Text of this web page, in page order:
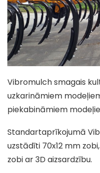
Vibromulch smagais
uzkarināmiem
piekabināmiem
Standartaprīkojumā
uzstādīti 70x12 mm
zobi ar 3D aizsardzību.